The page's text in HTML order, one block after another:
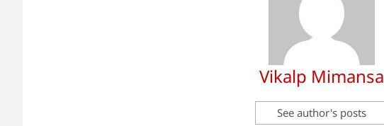
Vikalp Mimansa
See author's posts